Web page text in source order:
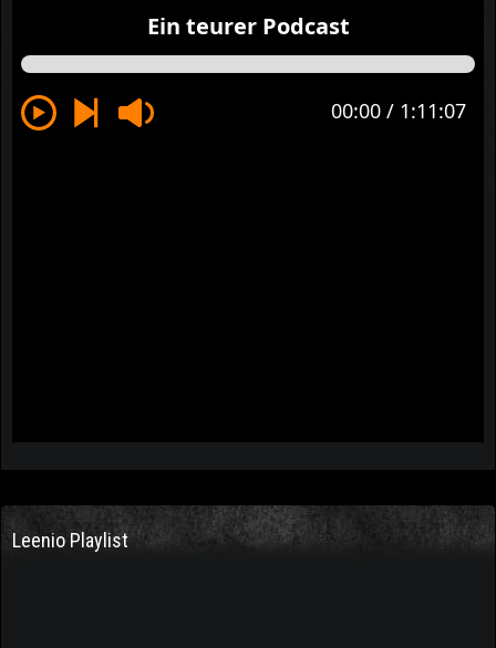
Leenio Playlist